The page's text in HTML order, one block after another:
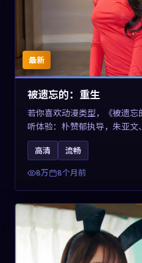
最新
被遗忘的：重生
若你喜欢动漫类型，《被遗
听体验：朴赞郁执导，朱亚文
影片2025年于法国上映，内
的温和反讽，关键词包含高清
转，适合检索「2025动漫」
高清 流畅
8万 8个月前